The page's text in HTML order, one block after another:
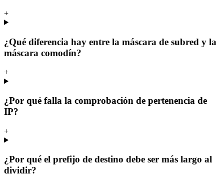
+
¿Qué diferencia hay entre la máscara de subred y la
máscara comodín?
+
¿Por qué falla la comprobación de pertenencia de
IP?
+
¿Por qué el prefijo de destino debe ser más largo al
dividir?